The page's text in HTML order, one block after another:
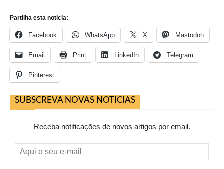
Partilha esta noticia:
Facebook WhatsApp X Mastodon
Email Print LinkedIn Telegram
Pinterest
SUBSCREVA NOVAS NOTICIAS
Receba notificações de novos artigos por email.
Aqui
o